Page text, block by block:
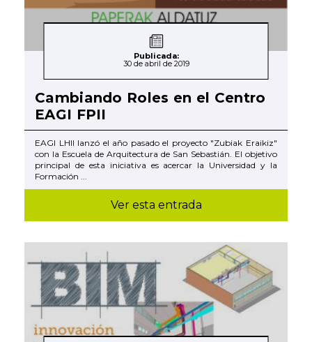
Publicada:
30 de abril de 2019
Cambiando Roles en el Centro
EAGI FPII
EAGI LHII lanzó el año pasado el proyecto "Zubiak Eraikiz"
con la Escuela de Arquitectura de San Sebastián. El objetivo
principal de esta iniciativa es acercar la Universidad y la
Formación ...
Ver esta entrada